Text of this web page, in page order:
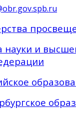
науки и